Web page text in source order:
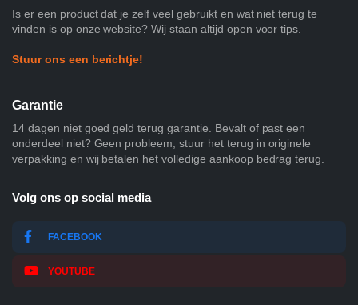
Is er een product dat je zelf veel gebruikt en wat niet terug te
vinden is op onze website? Wij staan altijd open voor tips.
Stuur ons een berichtje!
Garantie
14 dagen niet goed geld terug garantie. Bevalt of past een
onderdeel niet? Geen probleem, stuur het terug in originele
verpakking en wij betalen het volledige aankoop bedrag terug.
Volg ons op social media
FACEBOOK
YOUTUBE